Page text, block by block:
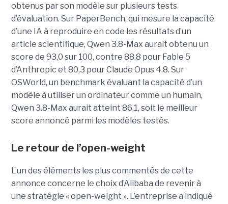
obtenus par son modèle sur plusieurs tests
d’évaluation. Sur PaperBench, qui mesure la capacité
d’une IA à reproduire en code les résultats d’un
article scientifique, Qwen 3.8-Max aurait obtenu un
score de 93,0 sur 100, contre 88,8 pour Fable 5
d’Anthropic et 80,3 pour Claude Opus 4.8. Sur
OSWorld, un benchmark évaluant la capacité d’un
modèle à utiliser un ordinateur comme un humain,
Qwen 3.8-Max aurait atteint 86,1, soit le meilleur
score annoncé parmi les modèles testés.
Le retour de l’open-weight
L’un des éléments les plus commentés de cette
annonce concerne le choix d’Alibaba de revenir à
une stratégie « open-weight ». L’entreprise a indiqué